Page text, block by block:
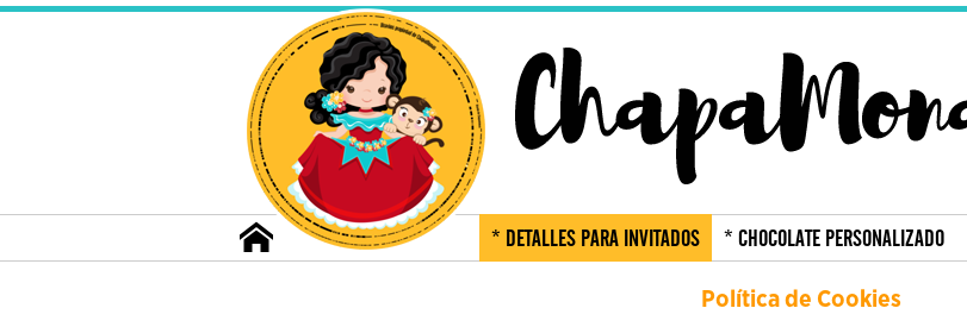
* DETALLES PARA INVITADOS * CHOCOLATE PERSONALIZADO
Política de Cookies